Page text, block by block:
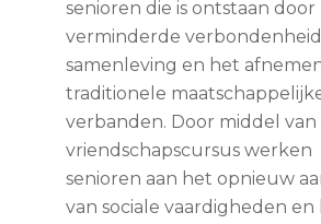
senioren die is ontstaan door
verminderde
samenleving en het
traditionele
verbanden. Door middel van
vriendschapscursus werken
senioren aan het opnieuw
van sociale vaardigheden en